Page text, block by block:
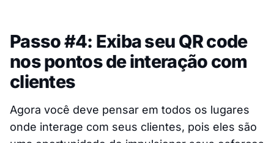
Passo #4: Exiba seu QR code
nos pontos de interação com
clientes
Agora você deve pensar em todos os lugares
onde interage com seus clientes, pois eles são